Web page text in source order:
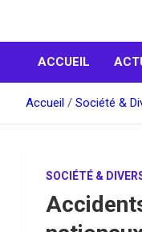
ACCUEIL
Accueil Société &
SOCIÉTÉ &